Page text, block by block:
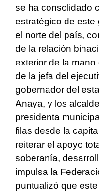
se ha consolidado
estratégico de este
el norte del país,
de la relación
exterior de la
de la jefa del
gobernador del
Anaya, y los
presidenta
filas desde la
reiterar el apoyo
soberanía,
impulsa la
puntualizó que